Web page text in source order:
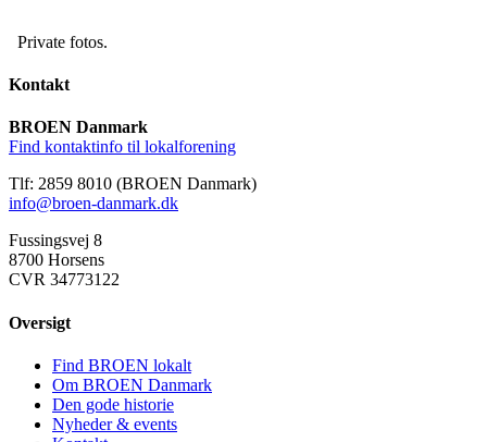
Private fotos.
Kontakt
BROEN Danmark
Find kontaktinfo til lokalforening
Tlf: 2859 8010 (BROEN Danmark)
info@broen-danmark.dk
Fussingsvej 8
8700 Horsens
CVR 34773122
Oversigt
Find BROEN lokalt
Om BROEN Danmark
Den gode historie
Nyheder & events